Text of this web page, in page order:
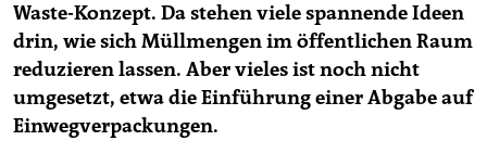
Waste-Konzept. Da stehen viele spannende Ideen
drin, wie sich Müllmengen im öffentlichen Raum
reduzieren lassen. Aber vieles ist noch nicht
umgesetzt, etwa die Einführung einer Abgabe auf
Einwegverpackungen.